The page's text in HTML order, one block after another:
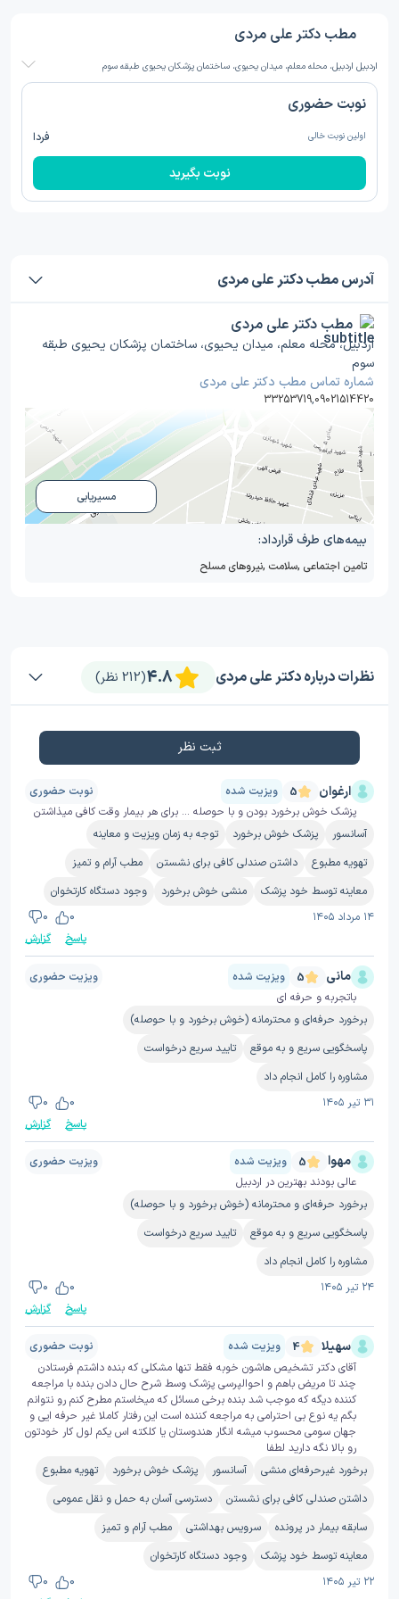
مطب دکتر علی مردی
اردبیل اردبیل، محله معلم، میدان یحیوی، ساختمان پزشکان یحیوی طبقه سوم
نوبت حضوری
اولین نوبت خالی فردا
نوبت بگیرید
آدرس مطب دکتر علی مردی
مطب دکتر علی مردی
اردبیل، محله معلم، میدان یحیوی، ساختمان پزشکان یحیوی طبقه
سوم
شماره تماس مطب دکتر علی مردی
33253719,09021514420
مسیریابی
بیمه‌های طرف قرارداد:
تامین اجتماعی ,سلامت ,نیروهای مسلح
نظرات درباره دکتر علی مردی (212 نظر)4.8
ثبت نظر
ارغوان 5 ویزیت شده
نوبت حضوری
پزشک خوش برخورد بودن و با حوصله ... برای هر بیمار وقت کافی میذاشتن
آسانسور
پزشک خوش برخورد
توجه به زمان ویزیت و معاینه
تهویه مطبوع
داشتن صندلی کافی برای نشستن
مطب آرام و تمیز
معاینه توسط خود پزشک
منشی خوش برخورد
وجود دستگاه کارتخوان
۱۴ مرداد ۱۴۰۵
0
0
پاسخ
گزارش
مانی 5 ویزیت شده
ویزیت حضوری
باتجربه و حرفه ای
برخورد حرفه‌ای و محترمانه (خوش برخورد و با حوصله)
پاسخگویی سریع و به موقع
تایید سریع درخواست
مشاوره را کامل انجام داد
۳۱ تیر ۱۴۰۵
0
0
پاسخ
گزارش
مهوا 5 ویزیت شده
ویزیت حضوری
عالی بودند بهترین در اردبیل
برخورد حرفه‌ای و محترمانه (خوش برخورد و با حوصله)
پاسخگویی سریع و به موقع
تایید سریع درخواست
مشاوره را کامل انجام داد
۲۴ تیر ۱۴۰۵
0
0
پاسخ
گزارش
سهیلا 4 ویزیت شده
نوبت حضوری
آقای دکتر تشخیص هاشون خوبه فقط تنها مشکلی که بنده داشتم فرستادن
چند تا مریض باهم و احوالپرسی پزشک وسط شرح حال دادن بنده با مراجعه
کننده دیگه که موجب شد بنده برخی مسائل که میخاستم مطرح کنم رو نتوانم
بگم یه نوع بی احترامی به مراجعه کننده است این رفتار کاملا غیر حرفه ایی و
جهان سومی محسوب میشه انگار هندوستان یا کلکته اس یکم لول کار خودتون
رو بالا نگه دارید لطفا
برخورد غیرحرفه‌ای منشی
آسانسور پزشک خوش برخورد
تهویه مطبوع
داشتن صندلی کافی برای نشستن
دسترسی آسان به حمل و نقل عمومی
سابقه بیمار در پرونده
سرویس بهداشتی
مطب آرام و تمیز
معاینه توسط خود پزشک
وجود دستگاه کارتخوان
۲۲ تیر ۱۴۰۵
0
0